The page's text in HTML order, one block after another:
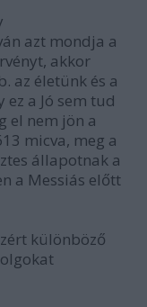
azt mondja a
akkor
az életünk és a
a Jó sem tud
el nem jön a
micva, meg a
állapotnak a
a Messiás előtt
különböző